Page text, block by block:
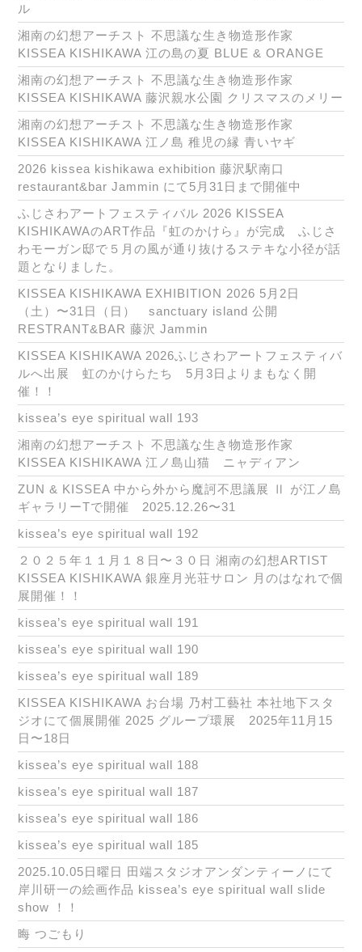
ル
湘南の幻想アーチスト 不思議な生き物造形作家
KISSEA KISHIKAWA 江の島の夏 BLUE & ORANGE
湘南の幻想アーチスト 不思議な生き物造形作家
KISSEA KISHIKAWA 藤沢親水公園 クリスマスのメリー
湘南の幻想アーチスト 不思議な生き物造形作家
KISSEA KISHIKAWA 江ノ島 稚児の縁 青いヤギ
2026 kissea kishikawa exhibition 藤沢駅南口
restaurant&bar Jammin にて5月31日まで開催中
ふじさわアートフェスティバル 2026 KISSEA
KISHIKAWAのART作品『虹のかけら』が完成 ふじさ
わモーガン邸で５月の風が通り抜けるステキな小径が話
題となりました。
KISSEA KISHIKAWA EXHIBITION 2026 5月2日
（土）〜31日（日） sanctuary island 公開
RESTRANT&BAR 藤沢 Jammin
KISSEA KISHIKAWA 2026ふじさわアートフェスティバ
ルへ出展 虹のかけらたち 5月3日よりまもなく開
催！！
kissea’s eye spiritual wall 193
湘南の幻想アーチスト 不思議な生き物造形作家
KISSEA KISHIKAWA 江ノ島山猫 ニャディアン
ZUN & KISSEA 中から外から魔訶不思議展 Ⅱ が江ノ島
ギャラリーTで開催 2025.12.26〜31
kissea’s eye spiritual wall 192
２０２５年１１月１８日〜３０日 湘南の幻想ARTIST
KISSEA KISHIKAWA 銀座月光荘サロン 月のはなれで個
展開催！！
kissea’s eye spiritual wall 191
kissea’s eye spiritual wall 190
kissea’s eye spiritual wall 189
KISSEA KISHIKAWA お台場 乃村工藝社 本社地下スタ
ジオにて個展開催 2025 グループ環展 2025年11月15
日〜18日
kissea’s eye spiritual wall 188
kissea’s eye spiritual wall 187
kissea’s eye spiritual wall 186
kissea’s eye spiritual wall 185
2025.10.05日曜日 田端スタジオアンダンティーノにて
岸川研一の絵画作品 kissea’s eye spiritual wall slide
show ！！
晦 つごもり